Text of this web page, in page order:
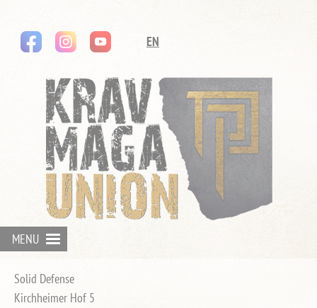
Navigation
überspringen
instagram youtube
EN
MENU
Solid Defense
Kirchheimer Hof 5